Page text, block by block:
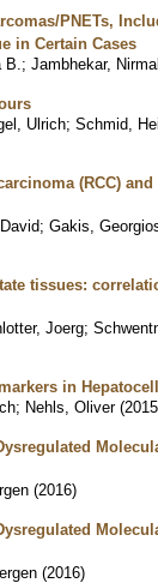
PNETs,
in Certain Cases
; Jambhekar,
Ulrich; Schmid,
(RCC)
; Gakis,
tissues:
Joerg;
in
; Nehls, Oliver (2015
(2016)
(2016)